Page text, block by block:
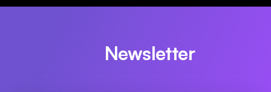
Newsletter